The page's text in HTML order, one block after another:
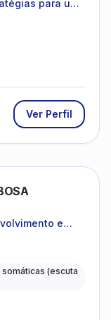
para uma
Ver Perfil
e
(escuta